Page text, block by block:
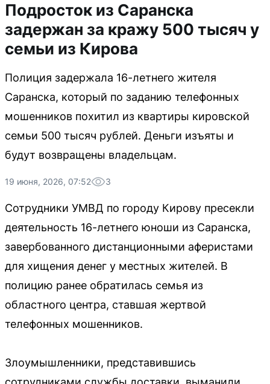
Подросток из Саранска
задержан за кражу 500 тысяч у
семьи из Кирова
Полиция задержала 16-летнего жителя
Саранска, который по заданию телефонных
мошенников похитил из квартиры кировской
семьи 500 тысяч рублей. Деньги изъяты и
будут возвращены владельцам.
19 июня, 2026, 07:52 3
Сотрудники УМВД по городу Кирову пресекли
деятельность 16-летнего юноши из Саранска,
завербованного дистанционными аферистами
для хищения денег у местных жителей. В
полицию ранее обратилась семья из
областного центра, ставшая жертвой
телефонных мошенников.
Злоумышленники, представившись